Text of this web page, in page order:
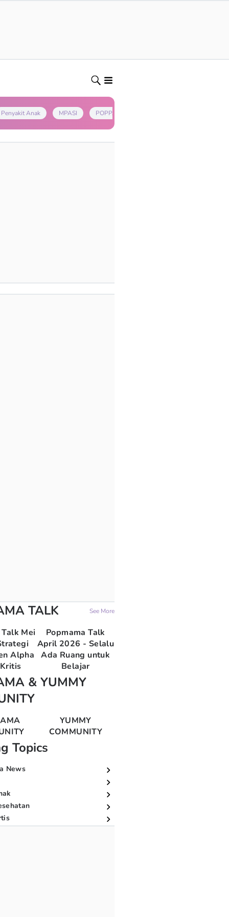
Penyakit Anak MPASI POPPAPA
TALK See More
Mei
Alpha
Popmama Talk
April 2026 - Selalu
Ada Ruang untuk
Belajar
& YUMMY
YUMMY
COMMUNITY
Topics
News